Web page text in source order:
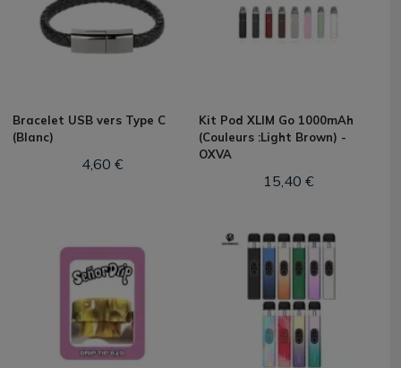
Bracelet USB vers Type C
(Blanc)
4,60 €
Kit Pod XLIM Go 1000mAh
(Couleurs :Light Brown) -
OXVA
15,40 €